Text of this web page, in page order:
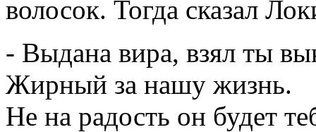
волосок. Тогда сказал
- Выдана вира, взял ты
Жирный за нашу жизнь.
Не на радость он будет